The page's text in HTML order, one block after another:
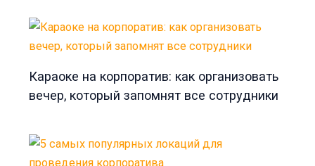
Караоке на корпоратив: как организовать
вечер, который запомнят все сотрудники